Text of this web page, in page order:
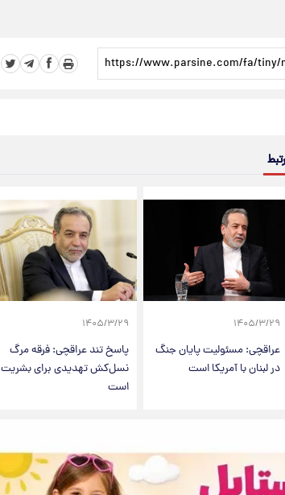
۱۴۰۵/۳/۲۹
عراقچی: مسئولیت پایان جنگ
در لبنان با آمریکا است
۱۴۰۵/۳/۲۹
پاسخ تند عراقچی: فرقه مرگ
نسل‌کش تهدیدی برای بشریت
است